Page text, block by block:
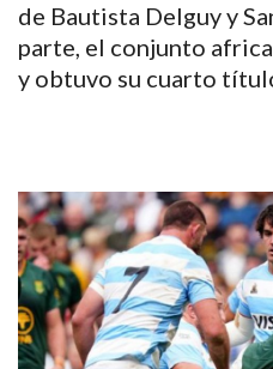
de Bautista Delguy y
parte, el conjunto
y obtuvo su cuarto